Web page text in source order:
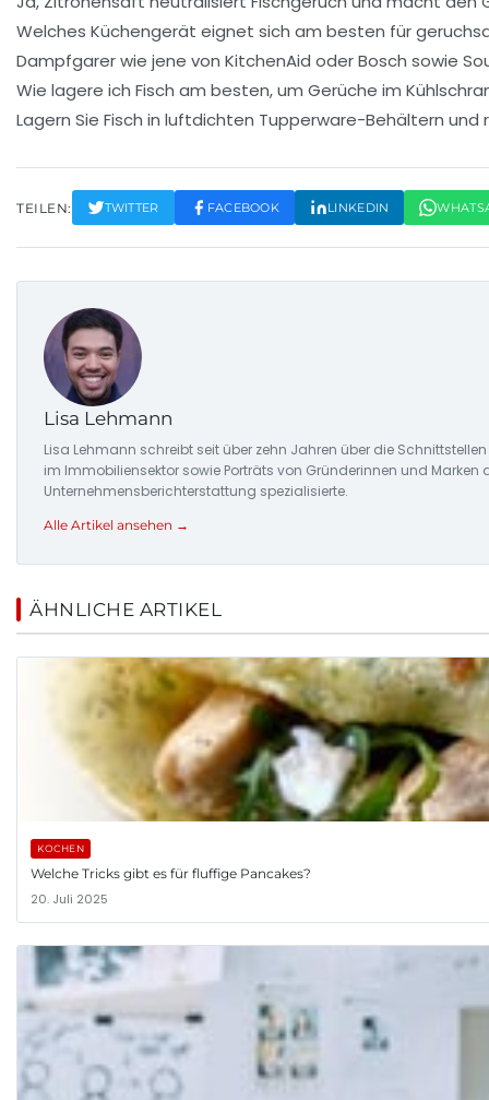
Welches Küchengerät eignet sich am besten für
Dampfgarer wie jene von KitchenAid oder Bosch sowie
Wie lagere ich Fisch am besten, um Gerüche im
Lagern Sie Fisch in luftdichten Tupperware-Behältern
TEILEN: TWITTER FACEBOOK LINKEDIN
Lisa Lehmann
Lisa Lehmann schreibt seit über zehn Jahren über die
im Immobiliensektor sowie Porträts von Gründerinnen und
Unternehmensberichterstattung spezialisierte.
Alle Artikel ansehen →
ÄHNLICHE ARTIKEL
KOCHEN
Welche Tricks gibt es für fluffige Pancakes?
20. Juli 2025